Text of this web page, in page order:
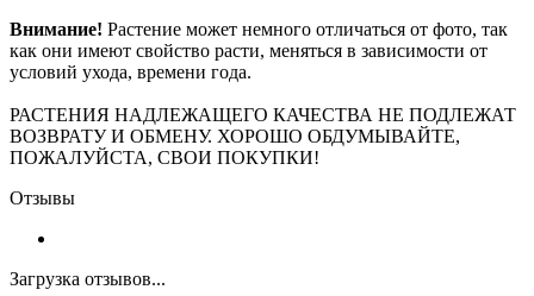
Внимание! Растение может немного отличаться от фото, так
как они имеют свойство расти, меняться в зависимости от
условий ухода, времени года.
РАСТЕНИЯ НАДЛЕЖАЩЕГО КАЧЕСТВА НЕ ПОДЛЕЖАТ
ВОЗВРАТУ И ОБМЕНУ. ХОРОШО ОБДУМЫВАЙТЕ,
ПОЖАЛУЙСТА, СВОИ ПОКУПКИ!
Отзывы
Загрузка отзывов...